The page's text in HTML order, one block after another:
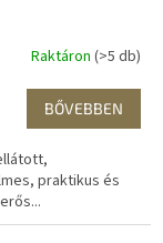
Raktáron (>5 db)
BŐVEBBEN
praktikus és